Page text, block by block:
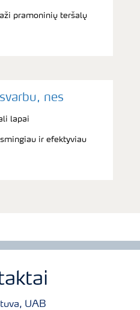
pramoninių teršalų
nes
lapai
ir efektyviau
UAB